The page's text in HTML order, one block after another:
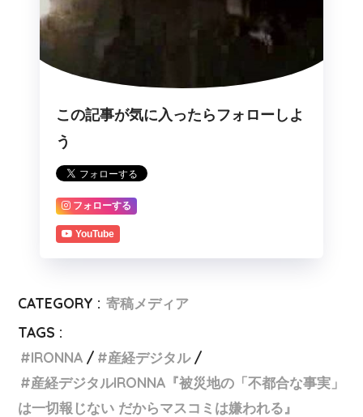
この記事が気に入ったらフォローしよ
う
フォローする
YouTube
CATEGORY : 寄稿メディア
TAGS :
IRONNA
産経デジタル
産経デジタルIRONNA『被災地の「不都合な事実」
は一切報じない だからマスコミは嫌われる』